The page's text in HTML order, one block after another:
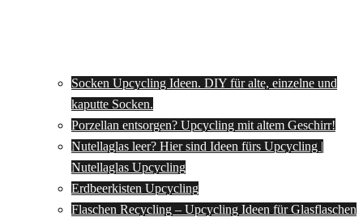
Socken Upcycling Ideen. DIY für alte, einzelne und
kaputte Socken.
Porzellan entsorgen? Upcycling mit altem Geschirr!
Nutellaglas leer? Hier sind Ideen fürs Upcycling |
Nutellaglas Upcycling
Erdbeerkisten Upcycling
Flaschen Recycling – Upcycling Ideen für Glasflaschen